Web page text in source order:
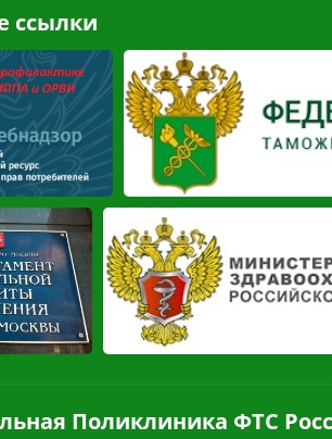
ссылки
Поликлиника ФТС